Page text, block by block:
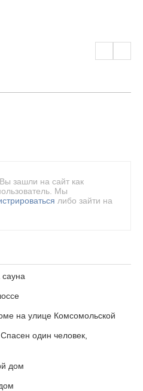
зашли на сайт как
Мы
либо зайти на
на улице Комсомольской
один человек,
дом